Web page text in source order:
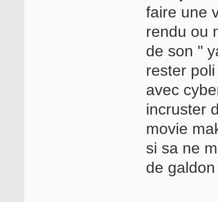
faire une
rendu ou
de son "
rester
avec
incruster
movie
si sa ne
de